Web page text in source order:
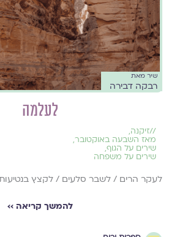
שיר מאת
רבקה דבירה
לעלמה
//זיקנה,
מאז השבעה באוקטובר,
שירים על הגוף,
שירים על משפחה
לעקר הרים / לשבר סלעים / לקצץ בנטיעות
להמשך קריאה ››